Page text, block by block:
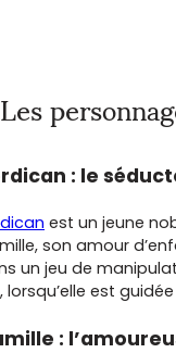
Les
: le
est un jeune
son amour
un jeu de
lorsqu’elle est
: